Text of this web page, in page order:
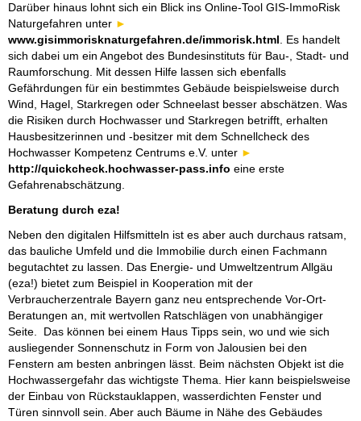
Darüber hinaus lohnt sich ein Blick ins Online-Tool GIS-ImmoRisk
Naturgefahren unter
www.gisimmorisknaturgefahren.de/immorisk.html . Es handelt
sich dabei um ein Angebot des Bundesinstituts für Bau-, Stadt- und
Raumforschung. Mit dessen Hilfe lassen sich ebenfalls
Gefährdungen für ein bestimmtes Gebäude beispielsweise durch
Wind, Hagel, Starkregen oder Schneelast besser abschätzen. Was
die Risiken durch Hochwasser und Starkregen betrifft, erhalten
Hausbesitzerinnen und -besitzer mit dem Schnellcheck des
Hochwasser Kompetenz Centrums e.V. unter
http://quickcheck.hochwasser-pass.info eine erste
Gefahrenabschätzung.
Beratung durch eza!
Neben den digitalen Hilfsmitteln ist es aber auch durchaus ratsam,
das bauliche Umfeld und die Immobilie durch einen Fachmann
begutachtet zu lassen. Das Energie- und Umweltzentrum Allgäu
(eza!) bietet zum Beispiel in Kooperation mit der
Verbraucherzentrale Bayern ganz neu entsprechende Vor-Ort-
Beratungen an, mit wertvollen Ratschlägen von unabhängiger
Seite. Das können bei einem Haus Tipps sein, wo und wie sich
ausliegender Sonnenschutz in Form von Jalousien bei den
Fenstern am besten anbringen lässt. Beim nächsten Objekt ist die
Hochwassergefahr das wichtigste Thema. Hier kann beispielsweise
der Einbau von Rückstauklappen, wasserdichten Fenster und
Türen sinnvoll sein. Aber auch Bäume in Nähe des Gebäudes